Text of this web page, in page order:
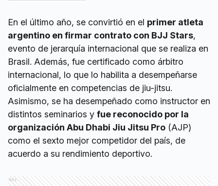
En el último año, se convirtió en el primer atleta
argentino en firmar contrato con BJJ Stars,
evento de jerarquía internacional que se realiza en
Brasil. Además, fue certificado como árbitro
internacional, lo que lo habilita a desempeñarse
oficialmente en competencias de jiu-jitsu.
Asimismo, se ha desempeñado como instructor en
distintos seminarios y fue reconocido por la
organización Abu Dhabi Jiu Jitsu Pro (AJP)
como el sexto mejor competidor del país, de
acuerdo a su rendimiento deportivo.
Ads